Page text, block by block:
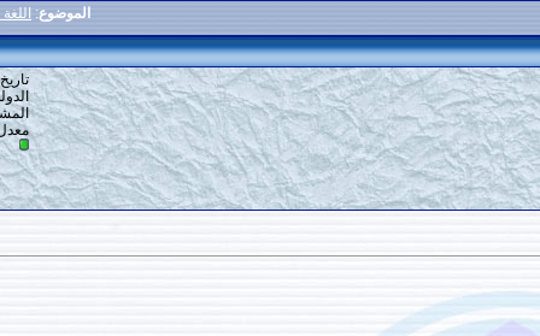
اللغة العربية أصل اللغات كلها
#
4
تاريخ التسجيل: 19-12-2013
الدولة: في دنيا
المشاركات: 483
معدل تقييم المستوى: 13